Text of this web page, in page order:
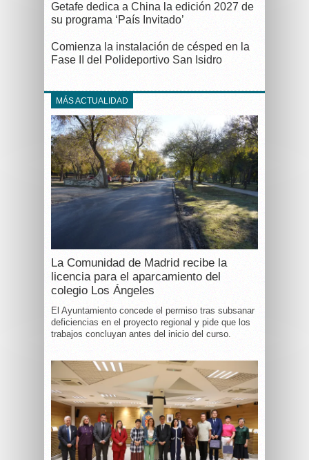
Getafe dedica a China la edición 2027 de
su programa ‘País Invitado’
Comienza la instalación de césped en la
Fase II del Polideportivo San Isidro
MÁS ACTUALIDAD
La Comunidad de Madrid recibe la
licencia para el aparcamiento del
colegio Los Ángeles
El Ayuntamiento concede el permiso tras subsanar
deficiencias en el proyecto regional y pide que los
trabajos concluyan antes del inicio del curso.